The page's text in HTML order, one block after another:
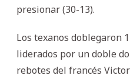
presionar (30-13).
Los texanos doblegaron
liderados por un doble
rebotes del francés